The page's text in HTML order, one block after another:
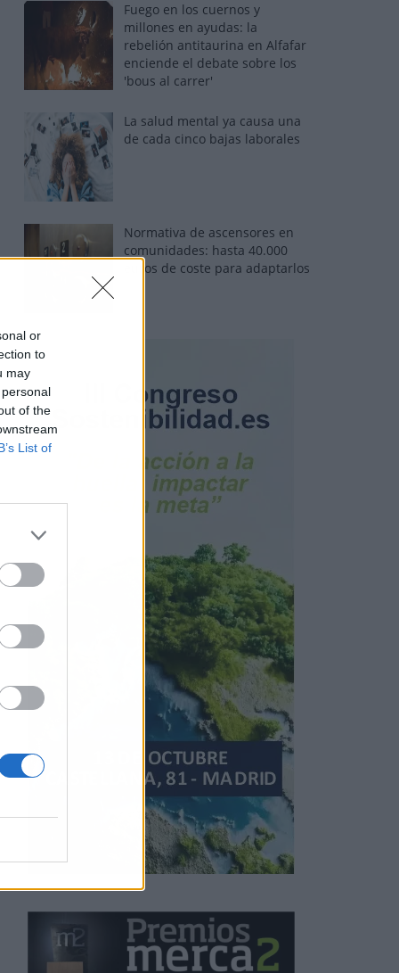
or
to
may
of the
List of
Fuego en los cuernos y
millones en ayudas: la
rebelión antitaurina en Alfafar
enciende el debate sobre los
'bous al carrer'
La salud mental ya causa una
de cada cinco bajas laborales
Normativa de ascensores en
comunidades: hasta 40.000
euros de coste para adaptarlos